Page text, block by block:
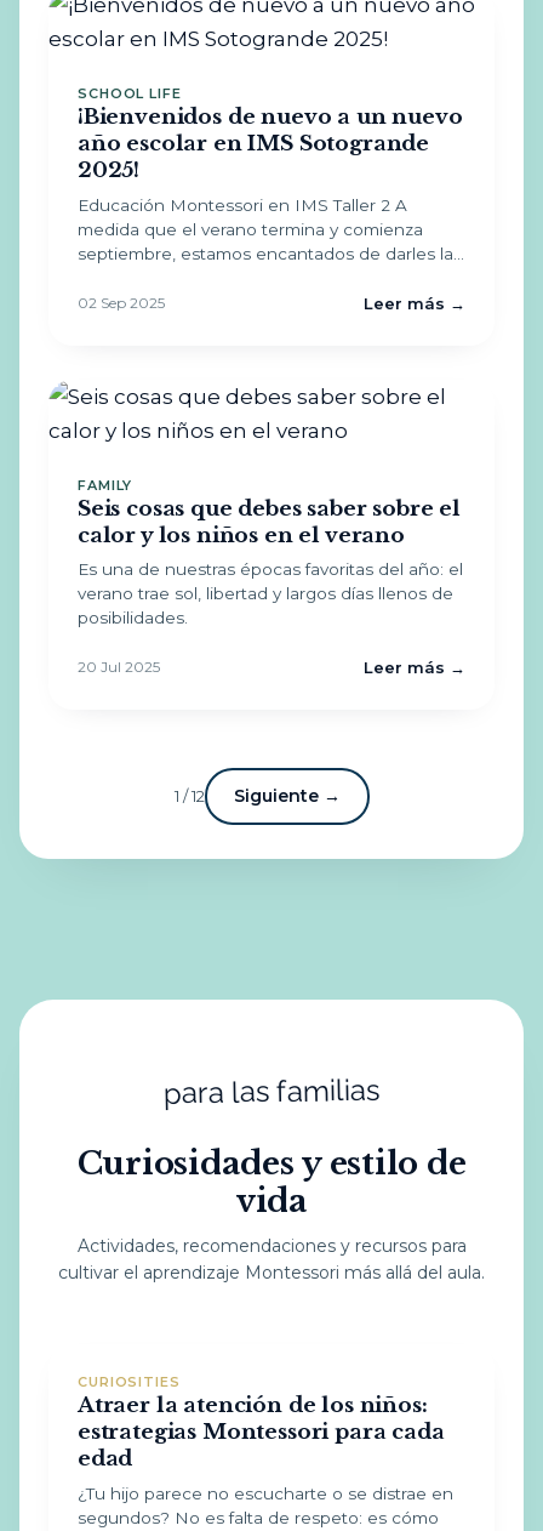
SCHOOL LIFE
¡Bienvenidos de nuevo a un nuevo
año escolar en IMS Sotogrande
2025!
Educación Montessori en IMS Taller 2 A
medida que el verano termina y comienza
septiembre, estamos encantados de darles la…
02 Sep 2025 Leer más →
FAMILY
Seis cosas que debes saber sobre el
calor y los niños en el verano
Es una de nuestras épocas favoritas del año: el
verano trae sol, libertad y largos días llenos de
posibilidades.
20 Jul 2025 Leer más →
1 / 12 Siguiente →
para las familias
Curiosidades y estilo de
vida
Actividades, recomendaciones y recursos para
cultivar el aprendizaje Montessori más allá del aula.
CURIOSITIES
Atraer la atención de los niños:
estrategias Montessori para cada
edad
¿Tu hijo parece no escucharte o se distrae en
segundos? No es falta de respeto: es cómo